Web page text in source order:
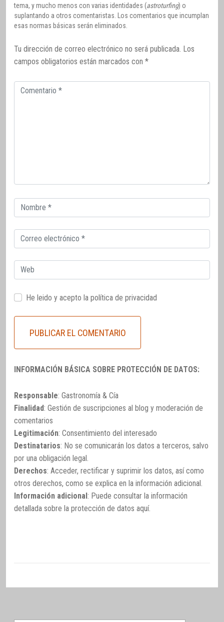
tema, y mucho menos con varias identidades (astroturfing) o
suplantando a otros comentaristas. Los comentarios que incumplan
esas normas básicas serán eliminados.
Tu dirección de correo electrónico no será publicada. Los
campos obligatorios están marcados con *
Comentario
Correo
electrónico
Correo
electrónico
Web
He leido y acepto la política de privacidad
INFORMACIÓN BÁSICA SOBRE PROTECCIÓN DE DATOS:
Responsable: Gastronomía & Cía
Finalidad: Gestión de suscripciones al blog y moderación de
comentarios
Legitimación: Consentimiento del interesado
Destinatarios: No se comunicarán los datos a terceros, salvo
por una obligación legal.
Derechos: Acceder, rectificar y suprimir los datos, así como
otros derechos, como se explica en la información adicional.
Información adicional: Puede consultar la información
detallada sobre la protección de datos aquí.